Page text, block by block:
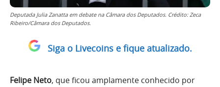
Deputada Julia Zanatta em debate na Câmara dos Deputados. Crédito: Zeca
Ribeiro/Câmara dos Deputados.
Siga o Livecoins e fique atualizado.
Felipe Neto, que ficou amplamente conhecido por